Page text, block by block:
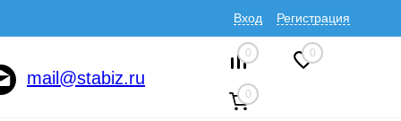
Вход Регистрация
mail@stabiz.ru
0 0
0